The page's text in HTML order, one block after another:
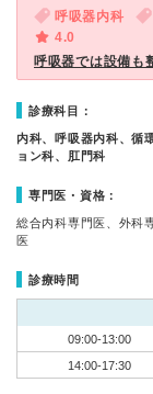
呼吸器内科
4.0
呼吸器では設備も
診療科目：
内科、呼吸器内科、循
ョン科、肛門科
専門医・資格：
総合内科専門医、外科
医
診療時間
09:00-13:00
14:00-17:30